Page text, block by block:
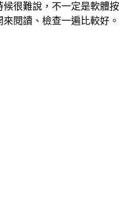
很難說，不一定是軟體按
閱讀、檢查一遍比較好。